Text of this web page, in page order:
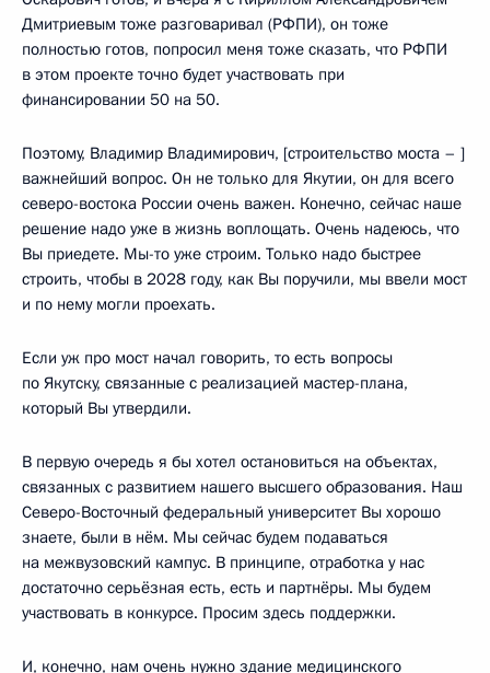
Дмитриевым тоже разговаривал (РФПИ), он тоже
полностью готов, попросил меня тоже сказать, что РФПИ
в этом проекте точно будет участвовать при
финансировании 50 на 50.
Поэтому, Владимир Владимирович, [строительство моста – ]
важнейший вопрос. Он не только для Якутии, он для всего
северо-востока России очень важен. Конечно, сейчас наше
решение надо уже в жизнь воплощать. Очень надеюсь, что
Вы приедете. Мы-то уже строим. Только надо быстрее
строить, чтобы в 2028 году, как Вы поручили, мы ввели мост
и по нему могли проехать.
Если уж про мост начал говорить, то есть вопросы
по Якутску, связанные с реализацией мастер-плана,
который Вы утвердили.
В первую очередь я бы хотел остановиться на объектах,
связанных с развитием нашего высшего образования. Наш
Северо-Восточный федеральный университет Вы хорошо
знаете, были в нём. Мы сейчас будем подаваться
на межвузовский кампус. В принципе, отработка у нас
достаточно серьёзная есть, есть и партнёры. Мы будем
участвовать в конкурсе. Просим здесь поддержки.
И, конечно, нам очень нужно здание медицинского